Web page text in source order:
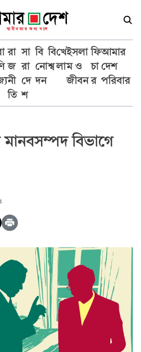
রা
জ
নী
তি
সা
রা
দে
শ
বি
নো
দন
বি
শ্ব
খে
লা
ইসলা
ম ও
জীবন
ফি
চা
র
আমার
দেশ
পরিবার
মানবসম্পদ বিভাগে